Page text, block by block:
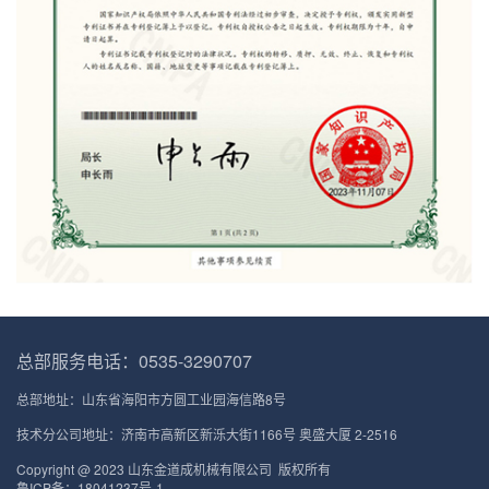
总部服务电话：0535-3290707
总部地址：山东省海阳市方圆工业园海信路8号
技术分公司地址：济南市高新区新泺大街1166号 奥盛大厦 2-2516
Copyright @ 2023 山东金道成机械有限公司 版权所有